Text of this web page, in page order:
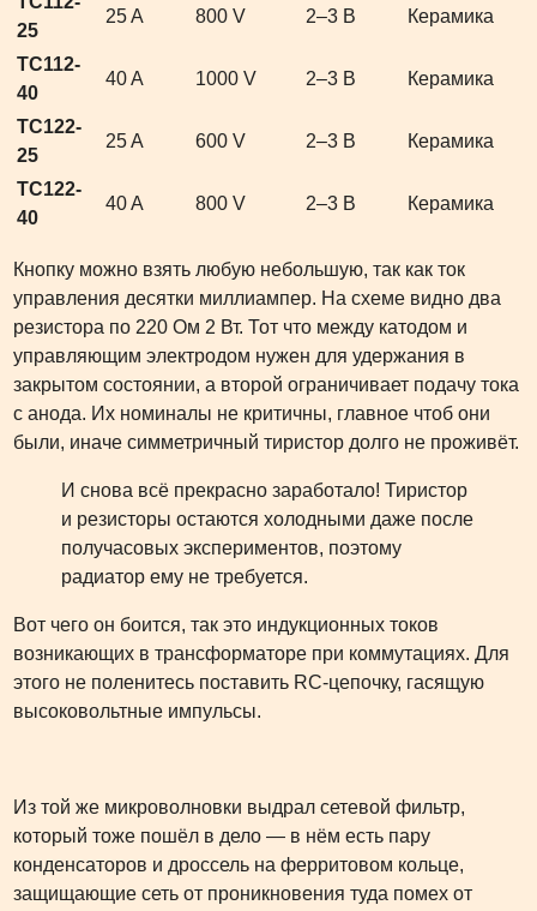
25
25 A 800 V 2–3 В Керамика
ТС112-
40
40 A 1000 V 2–3 В Керамика
ТС122-
25
25 A 600 V 2–3 В Керамика
ТС122-
40
40 A 800 V 2–3 В Керамика
Кнопку можно взять любую небольшую, так как ток
управления десятки миллиампер. На схеме видно два
резистора по 220 Ом 2 Вт. Тот что между катодом и
управляющим электродом нужен для удержания в
закрытом состоянии, а второй ограничивает подачу тока
с анода. Их номиналы не критичны, главное чтоб они
были, иначе симметричный тиристор долго не проживёт.
И снова всё прекрасно заработало! Тиристор
и резисторы остаются холодными даже после
получасовых экспериментов, поэтому
радиатор ему не требуется.
Вот чего он боится, так это индукционных токов
возникающих в трансформаторе при коммутациях. Для
этого не поленитесь поставить RC-цепочку, гасящую
высоковольтные импульсы.
Из той же микроволновки выдрал сетевой фильтр,
который тоже пошёл в дело — в нём есть пару
конденсаторов и дроссель на ферритовом кольце,
защищающие сеть от проникновения туда помех от